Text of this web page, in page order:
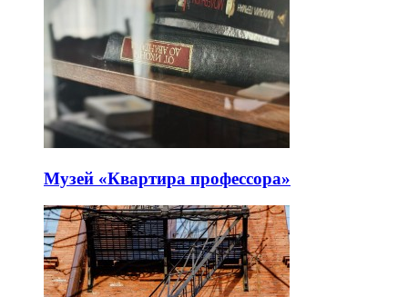
Музей «Квартира профессора»